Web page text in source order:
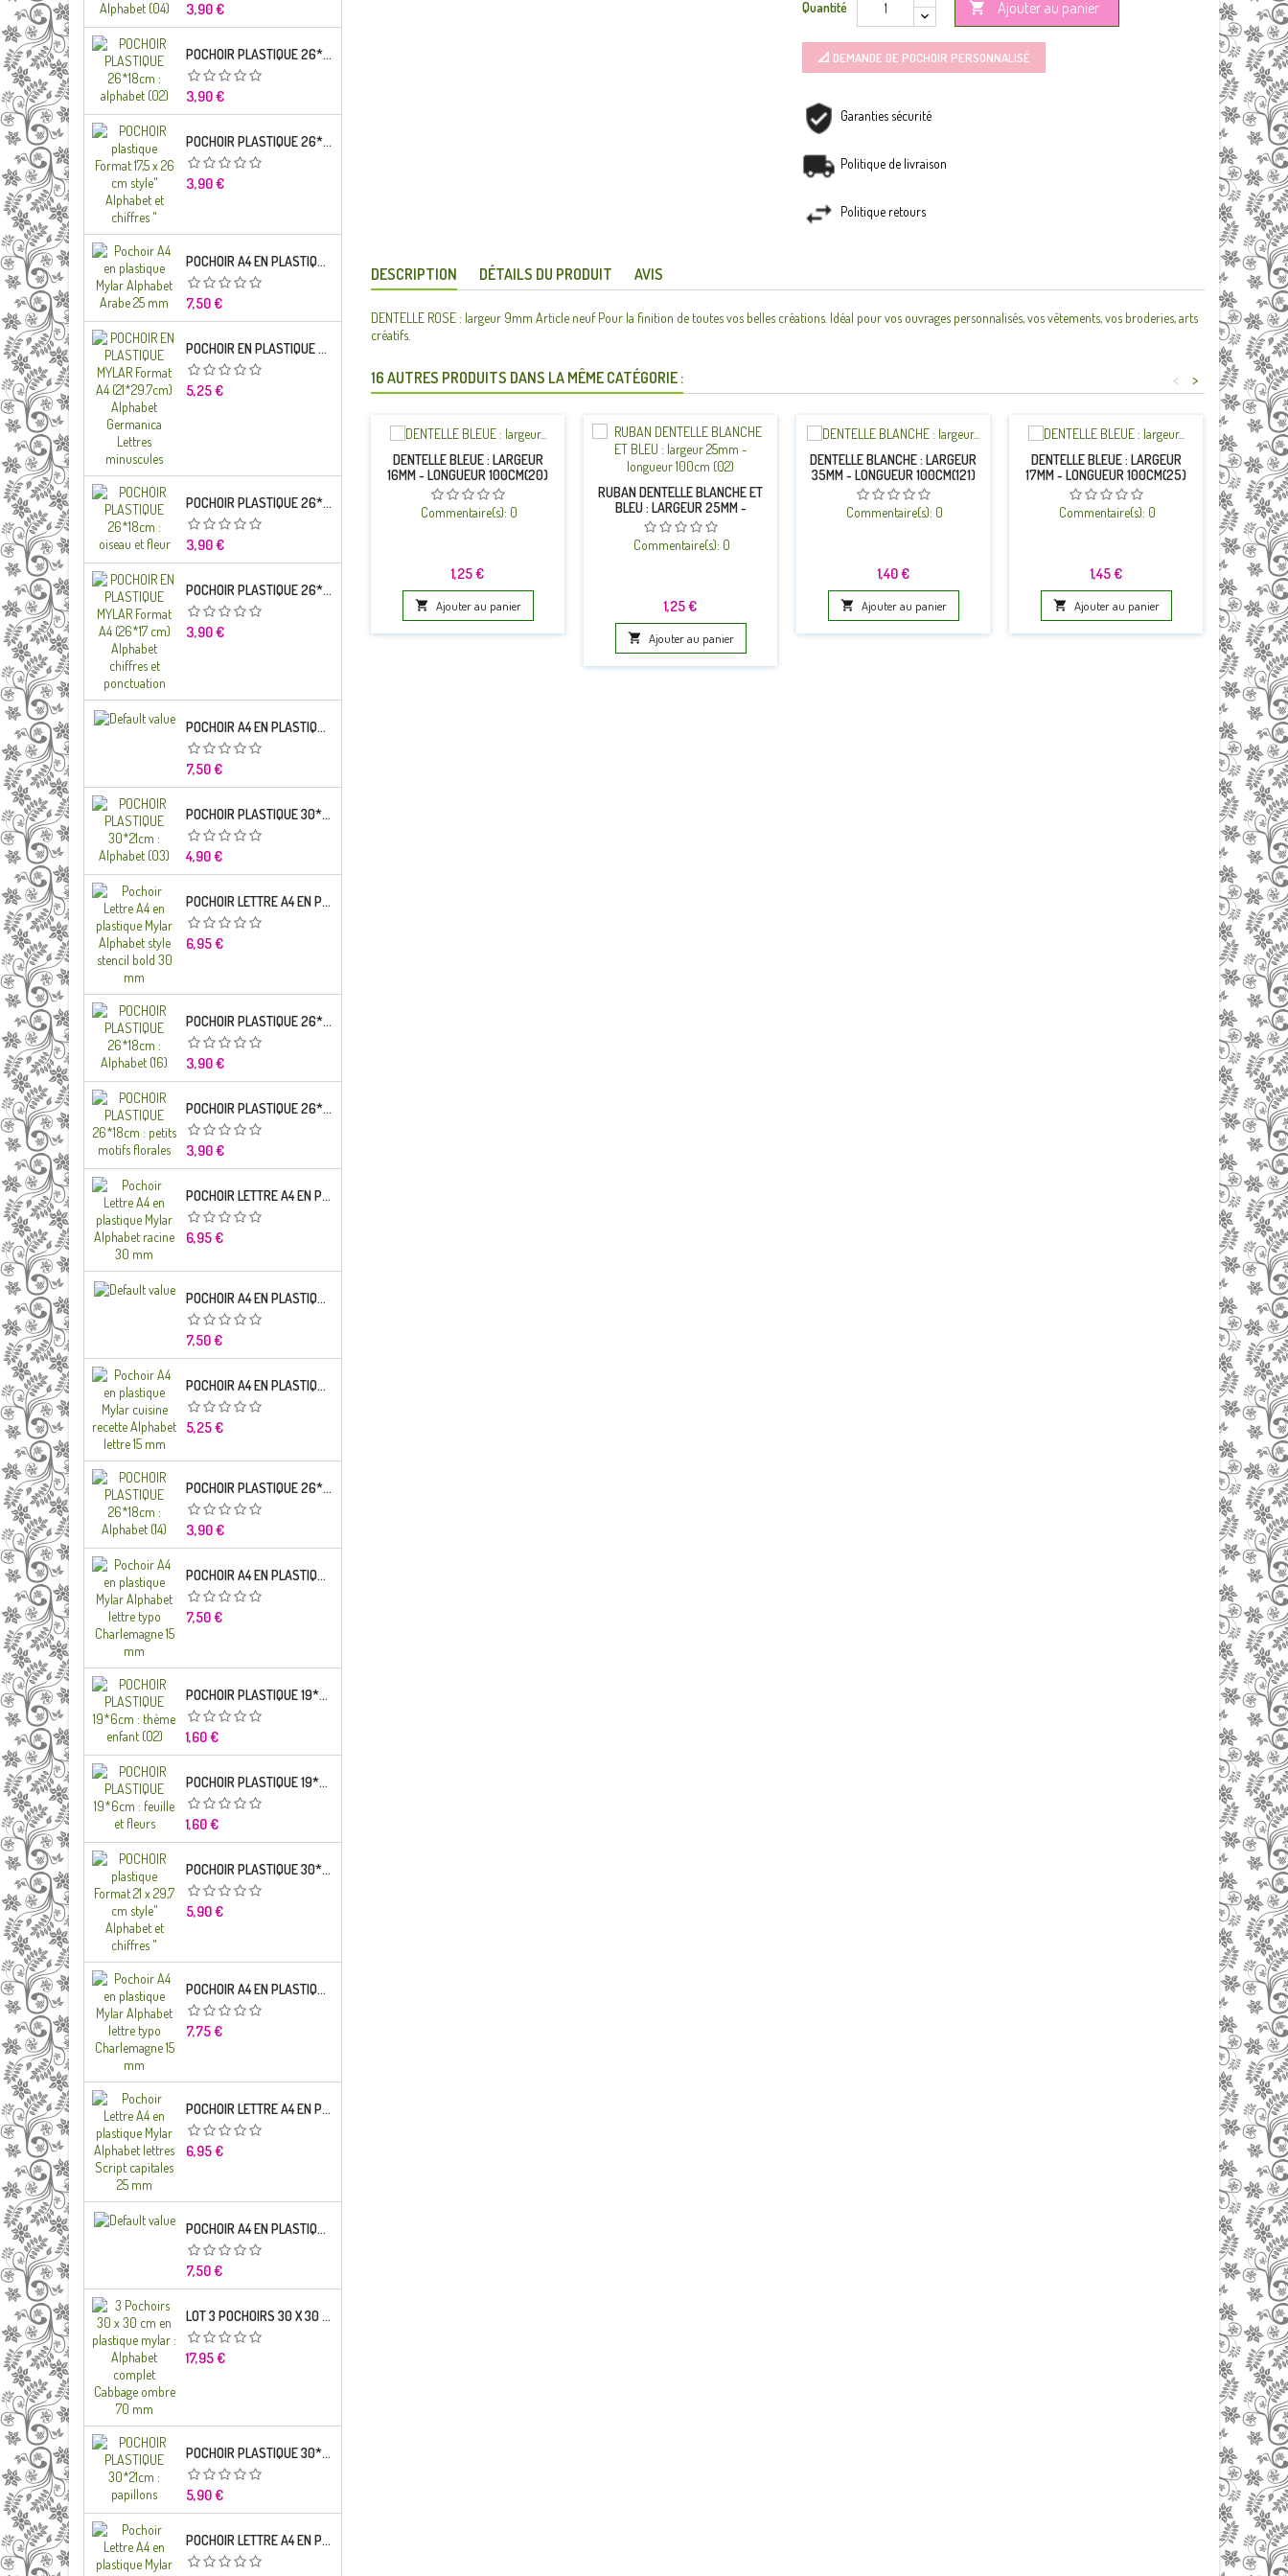
Prix
3,90 €
POCHOIR PLASTIQUE 26*18CM : ALPHABET (02)
Prix
3,90 €
POCHOIR PLASTIQUE 26*18CM : ALPHABET (01)
Prix
3,90 €
POCHOIR A4 EN PLASTIQUE MYLAR ALPHABET ARABE 25 MM
Prix
7,50 €
POCHOIR EN PLASTIQUE MYLAR FORMAT A4 (21*29.7CM) ALPHABET GERMANICA LETTRES MINUSCULES
Prix
5,25 €
POCHOIR PLASTIQUE 26*18CM : OISEAU ET FLEUR
Prix
3,90 €
POCHOIR PLASTIQUE 26*18CM : ALPHABET (03)
Prix
3,90 €
POCHOIR A4 EN PLASTIQUE MYLAR ALPHABET LETTRE TYPO CHARLEMAGNE 28 MM
Prix
7,50 €
POCHOIR PLASTIQUE 30*21CM : ALPHABET (03)
Prix
4,90 €
POCHOIR LETTRE A4 EN PLASTIQUE MYLAR ALPHABET STYLE STENCIL BOLD 30 MM
Prix
6,95 €
POCHOIR PLASTIQUE 26*18CM : ALPHABET (16)
Prix
3,90 €
POCHOIR PLASTIQUE 26*18CM : PETITS MOTIFS FLORALES
Prix
3,90 €
POCHOIR LETTRE A4 EN PLASTIQUE MYLAR ALPHABET RACINE 30 MM
Prix
6,95 €
POCHOIR A4 EN PLASTIQUE MYLAR ALPHABET LETTRE TYPO SEGOE 25 MM
Prix
7,50 €
POCHOIR A4 EN PLASTIQUE MYLAR CUISINE RECETTE ALPHABET LETTRE 15 MM
Prix
5,25 €
POCHOIR PLASTIQUE 26*18CM : ALPHABET (14)
Prix
3,90 €
POCHOIR A4 EN PLASTIQUE MYLAR ALPHABET LETTRE TYPO CHARLEMAGNE
Prix
7,50 €
POCHOIR PLASTIQUE 19*6CM : THÈME ENFANT (02)
Prix
1,60 €
POCHOIR PLASTIQUE 19*6CM : FEUILLE ET FLEURS
Prix
1,60 €
POCHOIR PLASTIQUE 30*21CM : ALPHABET (02)
Prix
5,90 €
POCHOIR A4 EN PLASTIQUE MYLAR ALPHABET LETTRE TYPO RAVIE 30 MM
Prix
7,75 €
POCHOIR LETTRE A4 EN PLASTIQUE MYLAR ALPHABET LETTRES SCRIPT CAPITALES 25 MM
Prix
6,95 €
POCHOIR A4 EN PLASTIQUE MYLAR ALPHABET LETTRE TYPO SCIENCE 35 MM
Prix
7,50 €
LOT 3 POCHOIRS 30 X 30 CM EN PLASTIQUE MYLAR : ALPHABET COMPLET CABBAGE OMBRE 70 MM
Prix
17,95 €
POCHOIR PLASTIQUE 30*21CM : PAPILLONS
Prix
5,90 €
POCHOIR LETTRE A4 EN PLASTIQUE MYLAR ALPHABET LETTRES BRODWAY CAPITALES 20 MM
Quantité  Ajouter au panier
📐 DEMANDE DE POCHOIR PERSONNALISÉ
Garanties sécurité
Politique de livraison
Politique retours
DESCRIPTION DÉTAILS DU PRODUIT AVIS
DENTELLE ROSE : largeur 9mm Article neuf Pour la finition de toutes vos belles créations. Idéal pour vos ouvrages personnalisés, vos vêtements, vos broderies, arts
créatifs.
16 AUTRES PRODUITS DANS LA MÊME CATÉGORIE : >
<
DENTELLE BLEUE : LARGEUR
16MM - LONGUEUR 100CM(20)
Commentaire(s): 0
Prix
1,25 €
 Ajouter au panier
RUBAN DENTELLE BLANCHE ET
BLEU : LARGEUR 25MM -
LONGUEUR 100CM (02)
Commentaire(s): 0
Prix
1,25 €
 Ajouter au panier
DENTELLE BLANCHE : LARGEUR
35MM - LONGUEUR 100CM(121)
Commentaire(s): 0
Prix
1,40 €
 Ajouter au panier
DENTELLE BLEUE : LARGEUR
17MM - LONGUEUR 100CM(25)
Commentaire(s): 0
Prix
1,45 €
 Ajouter au panier
À 25MM -
